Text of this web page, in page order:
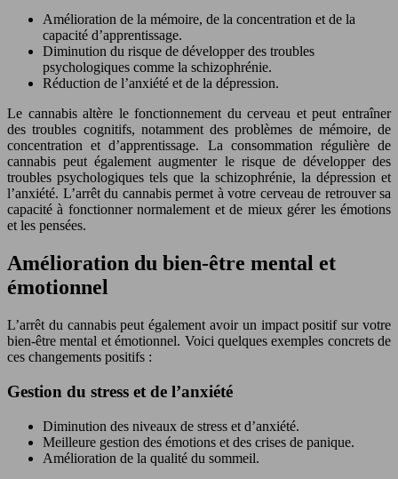
Amélioration de la mémoire, de la concentration et de la
capacité d’apprentissage.
Diminution du risque de développer des troubles
psychologiques comme la schizophrénie.
Réduction de l’anxiété et de la dépression.
Le cannabis altère le fonctionnement du cerveau et peut entraîner
des troubles cognitifs, notamment des problèmes de mémoire, de
concentration et d’apprentissage. La consommation régulière de
cannabis peut également augmenter le risque de développer des
troubles psychologiques tels que la schizophrénie, la dépression et
l’anxiété. L’arrêt du cannabis permet à votre cerveau de retrouver sa
capacité à fonctionner normalement et de mieux gérer les émotions
et les pensées.
Amélioration du bien-être mental et
émotionnel
L’arrêt du cannabis peut également avoir un impact positif sur votre
bien-être mental et émotionnel. Voici quelques exemples concrets de
ces changements positifs :
Gestion du stress et de l’anxiété
Diminution des niveaux de stress et d’anxiété.
Meilleure gestion des émotions et des crises de panique.
Amélioration de la qualité du sommeil.